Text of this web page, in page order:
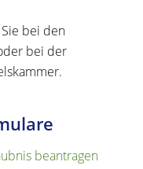
bei den
bei der
beantragen